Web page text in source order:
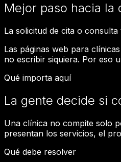
Mejor paso hacia la
La solicitud de cita o
Las páginas web para
no escribir siquiera. Por eso
Qué importa aquí
La gente decide si
Una clínica no compite solo
presentan los servicios, el
Qué debe resolver